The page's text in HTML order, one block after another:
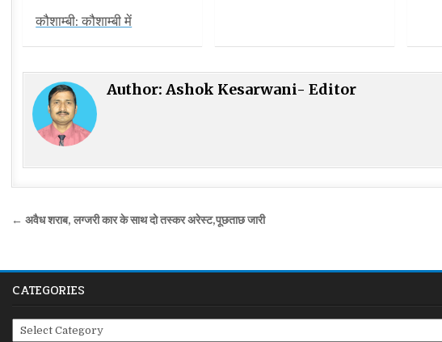
कौशाम्बी: कौशाम्बी में
Author:Ashok Kesarwani- Editor
Post
← अवैध शराब, लग्जरी कार के साथ दो तस्कर अरेस्ट,पूछताछ जारी
CATEGORIES
Categories